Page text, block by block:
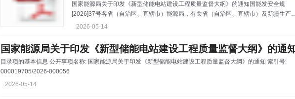
国家能源局关于印发《新型储能电站建设工程质量监督大纲》的通知国能发安全规
[2026]37号各省（自治区、直辖市）能源局，有关省（自治区、直辖市）及新疆生产
设兵团发展改革委，北京市城市管理委、天津市工业和信息化局、辽宁省工业和信息化
量监督机构，全国电力安委会各企业成员单位： 为进一步加强和规范新型储能电站
建设工程的质量监督管理工作，我局制定了《新型储能电站建设工程质量监督大纲》
现印发给你们，请遵照执行。 附件：新
2026-05-14
国家能源局关于印发《新型储能电站建设工程质量监督大纲》的通
目录项的基本信息 公开事项名称: 国家能源局关于印发《新型储能电站建设工程质量监督大纲》的通知 索引号:
000019705/2026-000056
2026-05-14